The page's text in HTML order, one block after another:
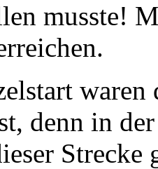
musste!
denn in